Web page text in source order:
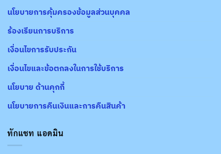
นโยบายการคุ้มครองข้อมูลส่วนบุคคล
ร้องเรียนการบริการ
เงื่อนไขการรับประกัน
เงื่อนไขและข้อตกลงในการใช้บริการ
นโยบาย ด้านคุกกี้
นโยบายการคืนเงินและการคืนสินค้า
ทักแชท แอดมิน